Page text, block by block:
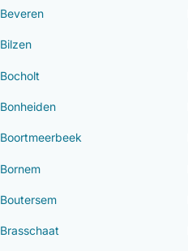
Beveren
Bilzen
Bocholt
Bonheiden
Boortmeerbeek
Bornem
Boutersem
Brasschaat